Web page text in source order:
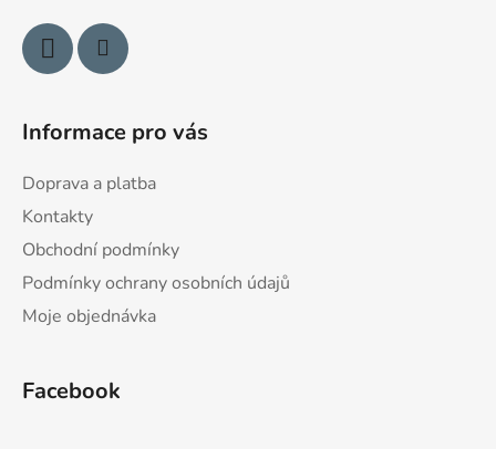
Informace pro vás
Doprava a platba
Kontakty
Obchodní podmínky
Podmínky ochrany osobních údajů
Moje objednávka
Facebook